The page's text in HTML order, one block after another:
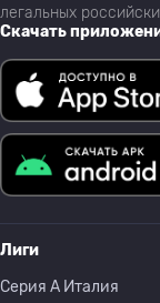
легальных
Скачать
Лиги
Серия A Италия